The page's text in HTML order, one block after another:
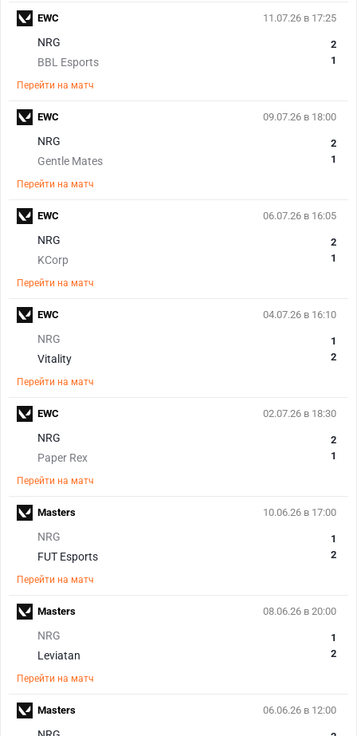
11.07.26 в 17:25
NRG
BBL Esports
2
1
Перейти на матч
EWC
09.07.26 в 18:00
NRG
Gentle Mates
2
1
Перейти на матч
EWC
06.07.26 в 16:05
NRG
KCorp
2
1
Перейти на матч
EWC
04.07.26 в 16:10
NRG
Vitality
1
2
Перейти на матч
EWC
02.07.26 в 18:30
NRG
Paper Rex
2
1
Перейти на матч
EWC
10.06.26 в 17:00
NRG
FUT Esports
1
2
Перейти на матч
Masters
08.06.26 в 20:00
NRG
Leviatan
1
2
Перейти на матч
Masters
06.06.26 в 12:00
Masters